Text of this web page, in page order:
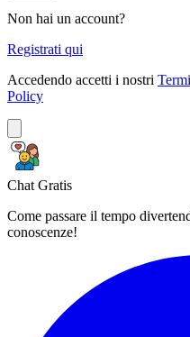
Non hai un account?
Registrati qui
Accedendo accetti i nostri
Policy
Chat Gratis
Come passare il tempo
conoscenze!